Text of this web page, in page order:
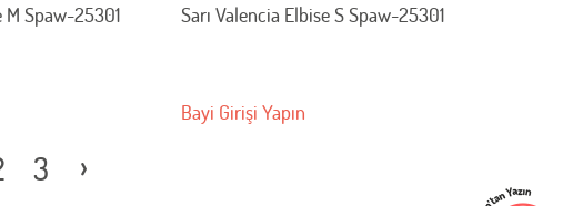
M Spaw-25301 Sarı Valencia Elbise S Spaw-25301
Bayi Girişi Yapın
3 ›